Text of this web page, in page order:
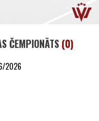
ČEMPIONĀTS(0)
2026